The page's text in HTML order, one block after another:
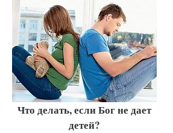
Что делать, если Бог не дает
детей?